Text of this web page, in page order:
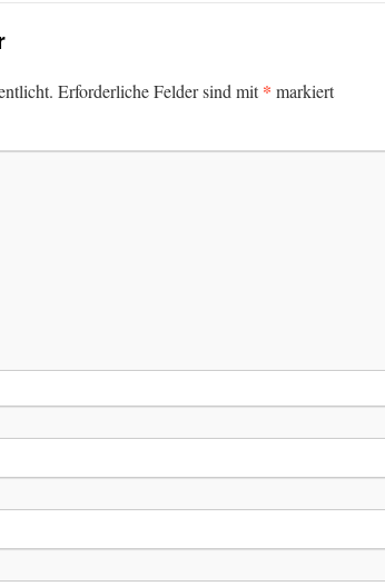
Erforderliche Felder sind mit* markiert